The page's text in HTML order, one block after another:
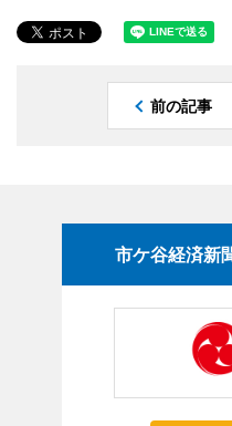
前の記事
市ケ谷経済新